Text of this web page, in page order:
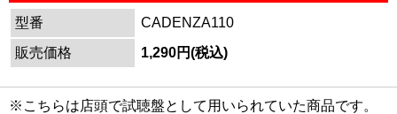
型番
CADENZA110
販売価格
1,290円(税込)
※こちらは店頭で試聴盤として用いられていた商品です。